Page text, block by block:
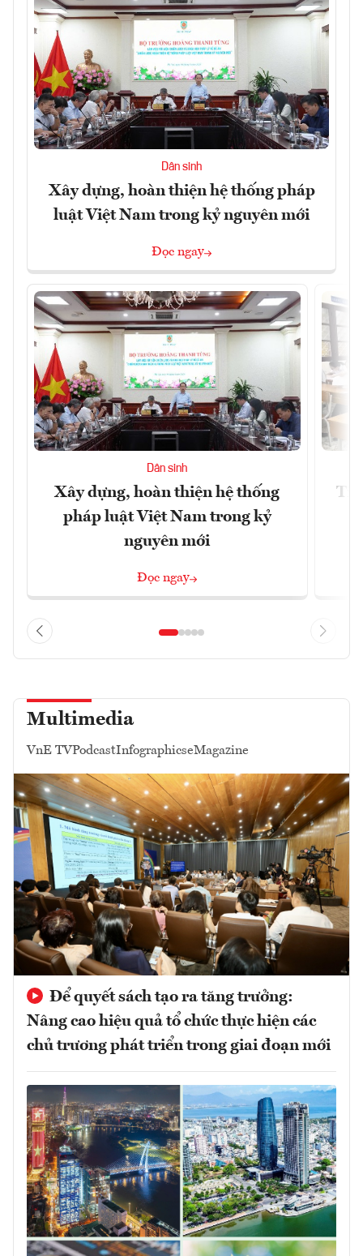
Dân sinh
Xây dựng, hoàn thiện hệ thống pháp
luật Việt Nam trong kỷ nguyên mới
Đọc ngay
Dân sinh
Xây dựng, hoàn thiện hệ thống
pháp luật Việt Nam trong kỷ
nguyên mới
Đọc ngay
Multimedia
VnE TVPodcastInfographicseMagazine
Để quyết sách tạo ra tăng trưởng:
Nâng cao hiệu quả tổ chức thực hiện các
chủ trương phát triển trong giai đoạn mới